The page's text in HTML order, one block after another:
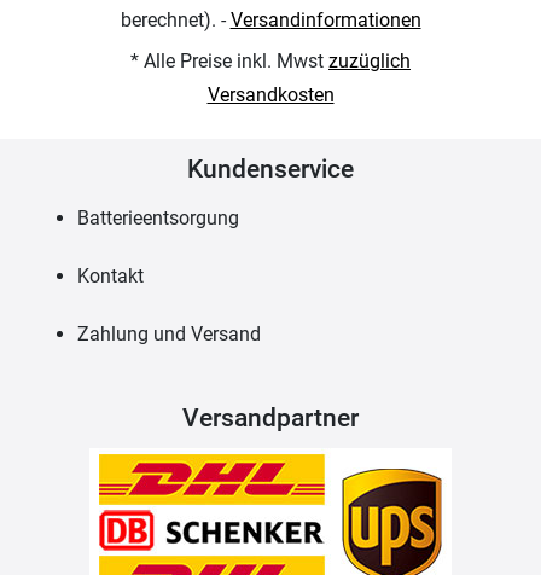
berechnet). -Versandinformationen
* Alle Preise inkl. Mwst zuzüglich
Versandkosten
Kundenservice
Batterieentsorgung
Kontakt
Zahlung und Versand
Versandpartner